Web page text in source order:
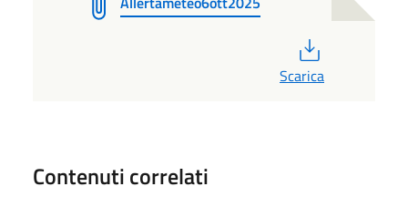
Scarica
Contenuti correlati